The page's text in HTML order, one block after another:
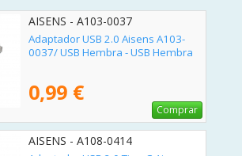
AISENS - A103-0037
Adaptador USB 2.0 Aisens A103-
0037/ USB Hembra - USB Hembra
0,99 €
Comprar
AISENS - A108-0414